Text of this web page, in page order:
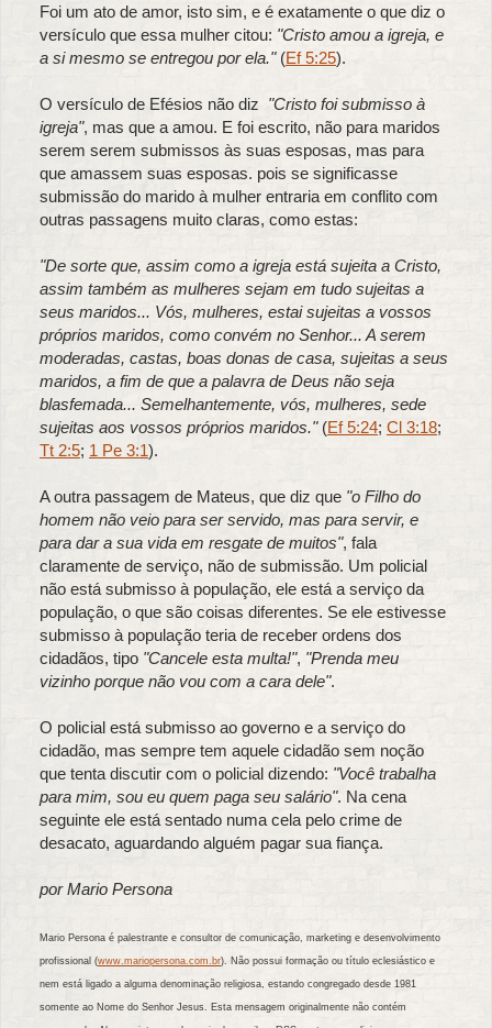
Foi um ato de amor, isto sim, e é exatamente o que diz o
versículo que essa mulher citou: "Cristo amou a igreja, e
a si mesmo se entregou por ela."(Ef 5:25).
O versículo de Efésios não diz "Cristo foi submisso à
igreja", mas que a amou. E foi escrito, não para maridos
serem serem submissos às suas esposas, mas para
que amassem suas esposas. pois se significasse
submissão do marido à mulher entraria em conflito com
outras passagens muito claras, como estas:
"De sorte que, assim como a igreja está sujeita a Cristo,
assim também as mulheres sejam em tudo sujeitas a
seus maridos... Vós, mulheres, estai sujeitas a vossos
próprios maridos, como convém no Senhor... A serem
moderadas, castas, boas donas de casa, sujeitas a seus
maridos, a fim de que a palavra de Deus não seja
blasfemada... Semelhantemente, vós, mulheres, sede
sujeitas aos vossos próprios maridos."(Ef 5:24; Cl 3:18;
Tt 2:5; 1 Pe 3:1).
A outra passagem de Mateus, que diz que "o Filho do
homem não veio para ser servido, mas para servir, e
para dar a sua vida em resgate de muitos", fala
claramente de serviço, não de submissão. Um policial
não está submisso à população, ele está a serviço da
população, o que são coisas diferentes. Se ele estivesse
submisso à população teria de receber ordens dos
cidadãos, tipo "Cancele esta multa!", "Prenda meu
vizinho porque não vou com a cara dele".
O policial está submisso ao governo e a serviço do
cidadão, mas sempre tem aquele cidadão sem noção
que tenta discutir com o policial dizendo: "Você trabalha
para mim, sou eu quem paga seu salário". Na cena
seguinte ele está sentado numa cela pelo crime de
desacato, aguardando alguém pagar sua fiança.
por Mario Persona
Mario Persona é palestrante e consultor de comunicação, marketing e desenvolvimento
profissional (www.mariopersona.com.br). Não possui formação ou título eclesiástico e
nem está ligado a alguma denominação religiosa, estando congregado desde 1981
somente ao Nome do Senhor Jesus. Esta mensagem originalmente não contém